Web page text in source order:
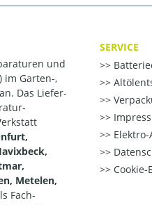
und
im Garten-,
Das Liefer-
Metelen,
Fach-
SERVICE